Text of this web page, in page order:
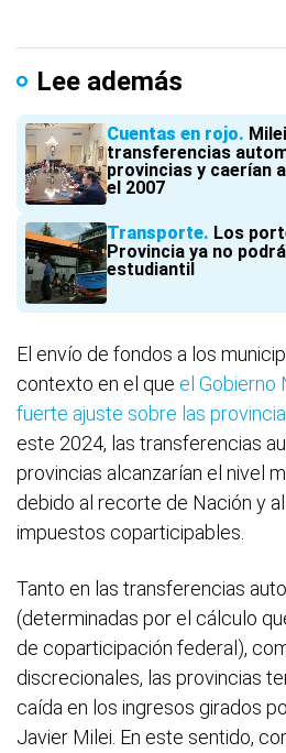
Lee además
Cuentas en rojo
transferencias
provincias y caerían
el 2007
Transporte Los
Provincia ya no
estudiantil
El envío de fondos a los
contexto en el que el Gobierno
fuerte ajuste sobre las
este 2024, las transferencias
provincias alcanzarían el nivel
debido al recorte de Nación y
impuestos coparticipables.
Tanto en las transferencias
(determinadas por el cálculo
de coparticipación federal),
discrecionales, las provincias
caída en los ingresos girados
Javier Milei. En este sentido,